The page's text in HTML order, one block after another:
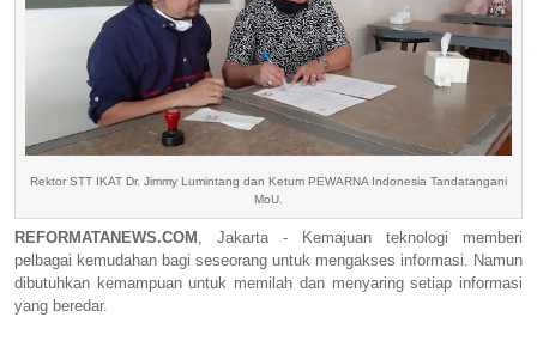
Rektor STT IKAT Dr. Jimmy Lumintang dan Ketum PEWARNA Indonesia Tandatangani
MoU.
REFORMATANEWS.COM , Jakarta - Kemajuan teknologi memberi
pelbagai kemudahan bagi seseorang untuk mengakses informasi. Namun
dibutuhkan kemampuan untuk memilah dan menyaring setiap informasi
yang beredar.